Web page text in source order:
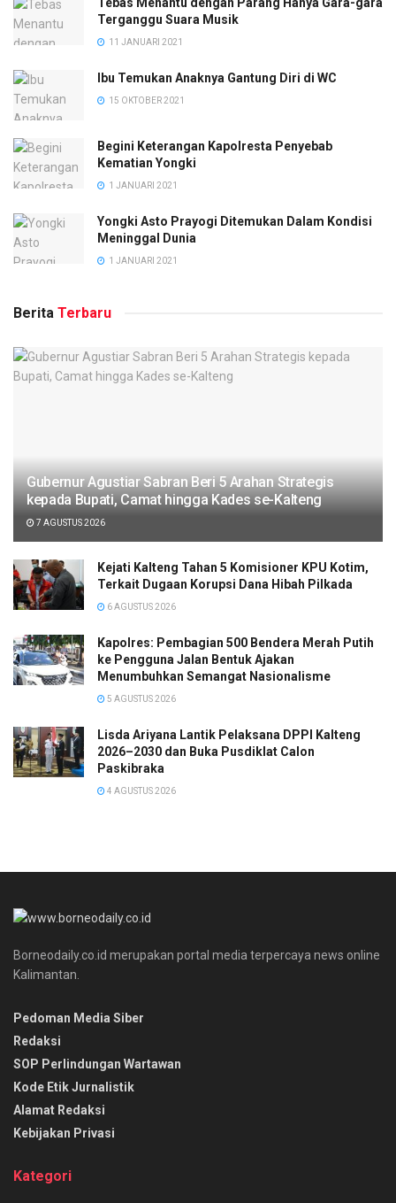
Terganggu Suara Musik
11 JANUARI 2021
Ibu Temukan Anaknya Gantung Diri di WC
15 OKTOBER 2021
Begini Keterangan Kapolresta Penyebab
Kematian Yongki
1 JANUARI 2021
Yongki Asto Prayogi Ditemukan Dalam Kondisi
Meninggal Dunia
1 JANUARI 2021
Berita Terbaru
Gubernur Agustiar Sabran Beri 5 Arahan Strategis
kepada Bupati, Camat hingga Kades se-Kalteng
7 AGUSTUS 2026
Kejati Kalteng Tahan 5 Komisioner KPU Kotim,
Terkait Dugaan Korupsi Dana Hibah Pilkada
6 AGUSTUS 2026
Kapolres: Pembagian 500 Bendera Merah Putih
ke Pengguna Jalan Bentuk Ajakan
Menumbuhkan Semangat Nasionalisme
5 AGUSTUS 2026
Lisda Ariyana Lantik Pelaksana DPPI Kalteng
2026–2030 dan Buka Pusdiklat Calon
Paskibraka
4 AGUSTUS 2026
Borneodaily.co.id merupakan portal media terpercaya news online
Kalimantan.
Pedoman Media Siber
Redaksi
SOP Perlindungan Wartawan
Kode Etik Jurnalistik
Alamat Redaksi
Kebijakan Privasi
Kategori